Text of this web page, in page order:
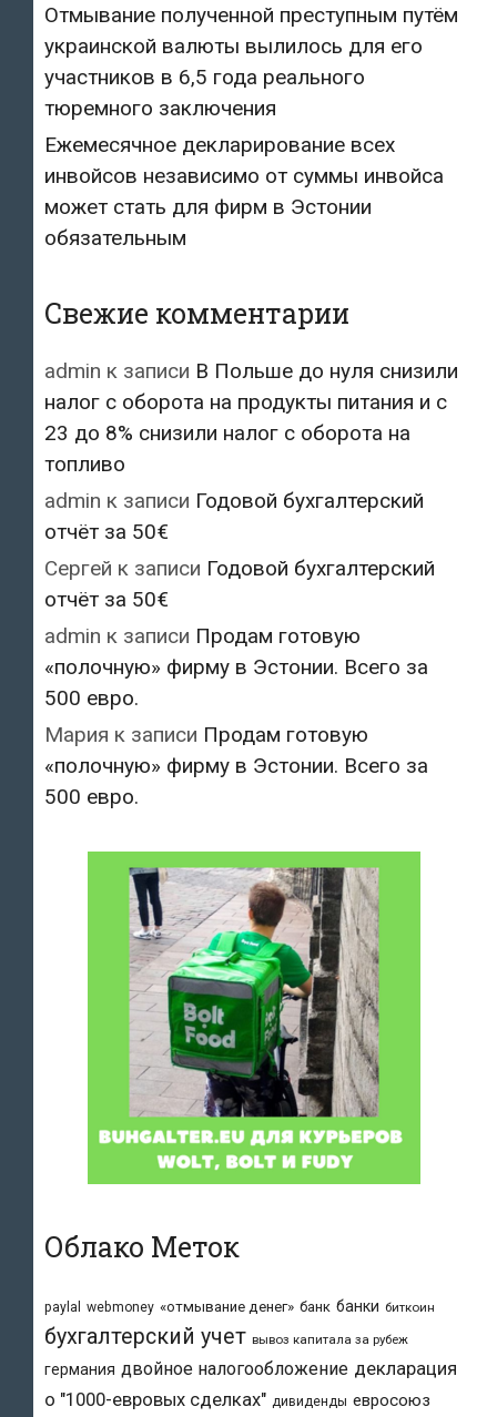
Отмывание полученной преступным путём
украинской валюты вылилось для его
участников в 6,5 года реального
тюремного заключения
Ежемесячное декларирование всех
инвойсов независимо от суммы инвойса
может стать для фирм в Эстонии
обязательным
Свежие комментарии
admin к записи В Польше до нуля снизили
налог с оборота на продукты питания и с
23 до 8% снизили налог с оборота на
топливо
admin к записи Годовой бухгалтерский
отчёт за 50€
Сергей к записи Годовой бухгалтерский
отчёт за 50€
admin к записи Продам готовую
«полочную» фирму в Эстонии. Всего за
500 евро.
Мария к записи Продам готовую
«полочную» фирму в Эстонии. Всего за
500 евро.
Облако Меток
paylal webmoney «отмывание денег» банк банки биткоин
бухгалтерский учет вывоз капитала за рубеж
германия двойное налогообложение декларация
о "1000-евровых сделках" дивиденды евросоюз